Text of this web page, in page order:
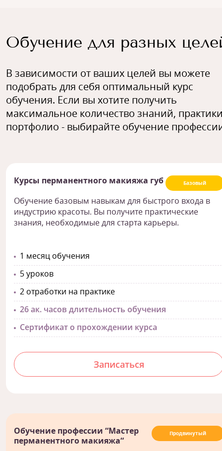
Обучение для разных
В зависимости от ваших целей вы можете
подобрать для себя оптимальный курс
обучения. Если вы хотите получить
максимальное количество знаний,
портфолио - выбирайте обучение
Базовый
Курсы перманентного макияжа губ
Обучение базовым навыкам для быстрого входа в
индустрию красоты. Вы получите практические
знания, необходимые для старта карьеры.
1 месяц обучения
5 уроков
2 отработки на практике
26 ак. часов длительность обучения
Сертификат о прохождении курса
Записаться
Продвинутый
Обучение профессии “Мастер
перманентного макияжа“